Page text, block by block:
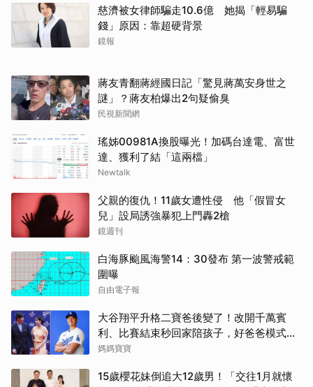
慈濟被女律師騙走10.6億 她揭「輕易騙
錢」原因：靠超硬背景
鏡報
蔣友青翻蔣經國日記「驚見蔣萬安身世之
謎」？蔣友柏爆出2句疑偷臭
民視新聞網
瑤姊00981A換股曝光！加碼台達電、富世
達、獲利了結「這兩檔」
Newtalk
父親的復仇！11歲女遭性侵 他「假冒女
兒」設局誘強暴犯上門轟2槍
鏡週刊
白海豚颱風海警14：30發布 第一波警戒範
圍曝
自由電子報
大谷翔平升格二寶爸後變了！改開千萬賓
利、比賽結束秒回家陪孩子，好爸爸模式全
開
媽媽寶寶
15歲櫻花妹倒追大12歲男！「交往1月就懷